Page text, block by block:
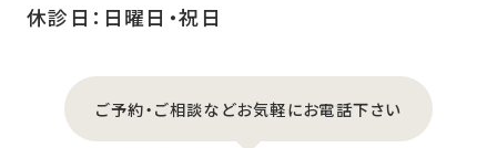
休診日：日曜日・祝日
ご予約・ご相談などお気軽にお電話下さい